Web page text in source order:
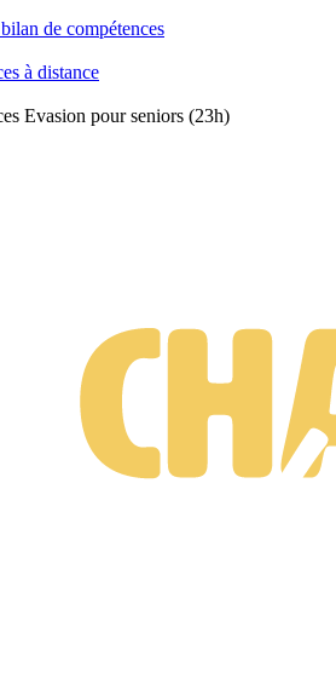
les bilans liberté, évasion, odyssée et
de compétences
à distance
Evasion pour seniors (23h)